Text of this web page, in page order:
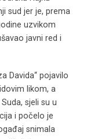
sud jer je, prema
uzvikom
javni red i
Davida“ pojavilo
likom, a
sjeli su u
i počelo je
snimala